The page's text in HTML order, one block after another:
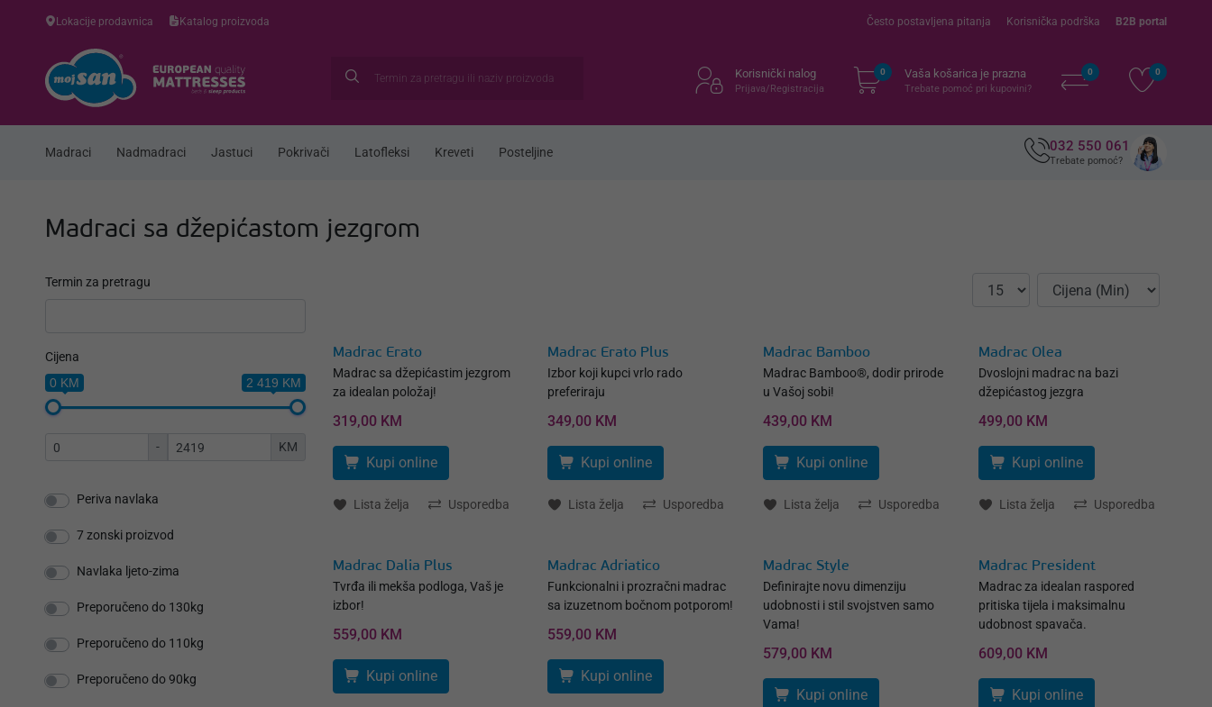
Lokacije prodavnica Katalog proizvoda Često postavljena pitanja Korisnička podrška B2B portal
Korisnički nalog
Prijava/Registracija
0 Vaša košarica je prazna
Trebate pomoć pri kupovini?
0 0
Madraci Nadmadraci Jastuci Pokrivači Latofleksi Kreveti Posteljine 032 550 061
Trebate pomoć?
Madraci sa džepićastom jezgrom
Termin za pretragu
Cijena
0 KM
2 419 KM
- KM
Periva navlaka
7 zonski proizvod
Navlaka ljeto-zima
Preporučeno do 130kg
Preporučeno do 110kg
Preporučeno do 90kg
Madrac Erato
Madrac sa džepićastim jezgrom
za idealan položaj!
319,00 KM
Kupi online
Lista želja Usporedba
Madrac Erato Plus
Izbor koji kupci vrlo rado
preferiraju
349,00 KM
Kupi online
Lista želja Usporedba
Madrac Bamboo
Madrac Bamboo®, dodir prirode
u Vašoj sobi!
439,00 KM
Kupi online
Lista želja Usporedba
Madrac Olea
Dvoslojni madrac na bazi
džepićastog jezgra
499,00 KM
Kupi online
Lista želja Usporedba
Madrac Dalia Plus
Tvrđa ili mekša podloga, Vaš je
izbor!
559,00 KM
Kupi online
Madrac Adriatico
Funkcionalni i prozračni madrac
sa izuzetnom bočnom potporom!
559,00 KM
Kupi online
Madrac Style
Definirajte novu dimenziju
udobnosti i stil svojstven samo
Vama!
579,00 KM
Kupi online
Madrac President
Madrac za idealan raspored
pritiska tijela i maksimalnu
udobnost spavača.
609,00 KM
Kupi online